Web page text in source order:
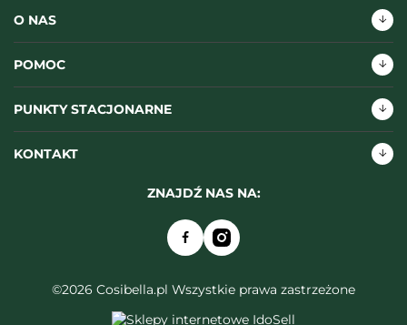
O NAS
POMOC
PUNKTY STACJONARNE
KONTAKT
ZNAJDŹ NAS NA:
©2026 Cosibella.pl Wszystkie prawa zastrzeżone